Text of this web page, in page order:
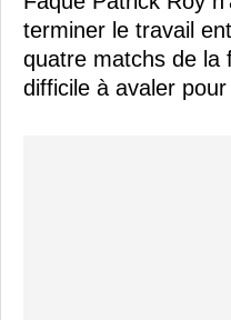
terminer le travail
quatre matchs de la
difficile à avaler